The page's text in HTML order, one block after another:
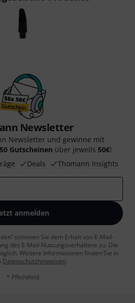
Newsletter
Newsletter und gewinne mit
50 Gutscheinen über jeweils 50€!
Deals Thomann Insights
anmelden
stimmen Sie dem Erhalt von E-Mail-
des E-Mail-Nutzungsverhaltens zu. Die
Weitere Informationen finden Sie in
Datenschutzhinweisen.
* Pflichtfeld